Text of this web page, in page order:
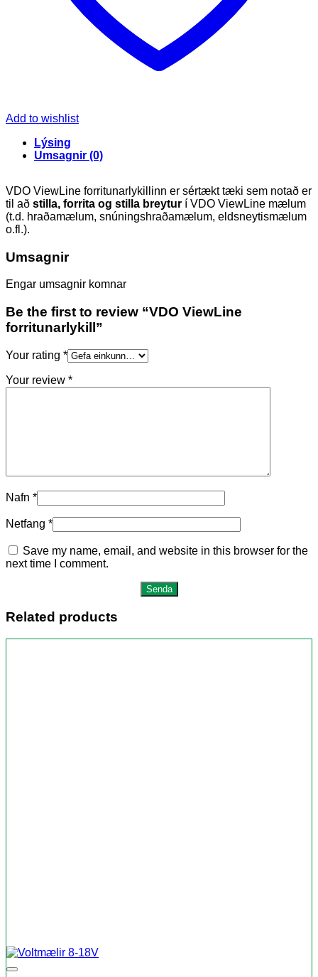
Add to wishlist
Lýsing
Umsagnir (0)
VDO ViewLine forritunarlykillinn er sértækt tæki sem notað er
til að stilla, forrita og stilla breytur í VDO ViewLine mælum
(t.d. hraðamælum, snúningshraðamælum, eldsneytismælum
o.fl.).
Umsagnir
Engar umsagnir komnar
Be the first to review “VDO ViewLine
forritunarlykill”
Your rating *
Your review *
Nafn *
Netfang *
Save my name, email, and website in this browser for the
next time I comment.
Related products